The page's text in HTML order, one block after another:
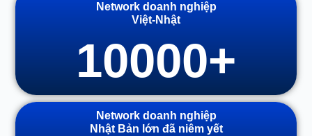
Network doanh nghiệp
Việt-Nhật
10000+
Network doanh nghiệp
Nhật Bản lớn đã niêm yết